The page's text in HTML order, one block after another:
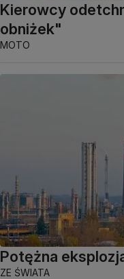
Kierowcy
obniżek"
MOTO
Potężna
ZE ŚWIATA